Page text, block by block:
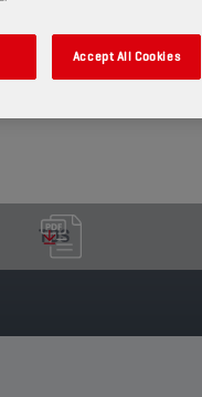
e le confezioni disponibili
TDS
Accept All Cookies